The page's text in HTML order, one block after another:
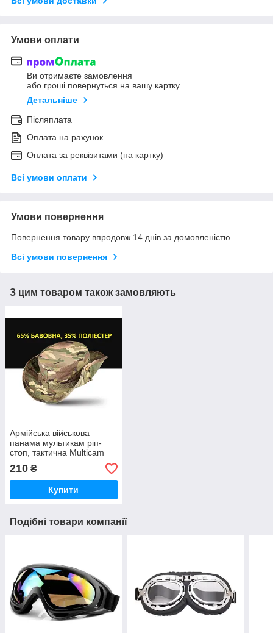
Умови оплати
Ви отримаєте замовлення
або гроші повернуться на вашу картку
Детальніше
Післяплата
Оплата на рахунок
Оплата за реквізитами (на картку)
Всі умови оплати
Умови повернення
Повернення товару впродовж 14 днів за домовленістю
Всі умови повернення
З цим товаром також замовляють
Армійська військова
панама мультикам ріп-
стоп, тактична Multicam
210 ₴
Купити
Подібні товари компанії